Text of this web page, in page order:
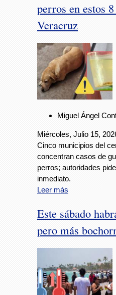
perros en estos
Veracruz
Miguel Ángel
Miércoles, Julio 15,
Cinco municipios del
concentran casos de
perros; autoridades
inmediato.
Leer más
Este sábado
pero más